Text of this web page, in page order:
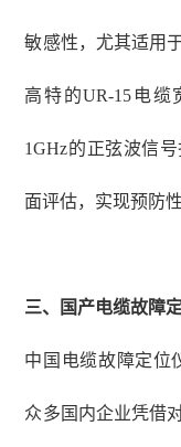
敏感性，尤其适用
高特的UR-15电缆
1GHz的正弦波信
面评估，实现预防性
三、 国产电缆故障
中国电缆故障定位
众多国内企业凭借